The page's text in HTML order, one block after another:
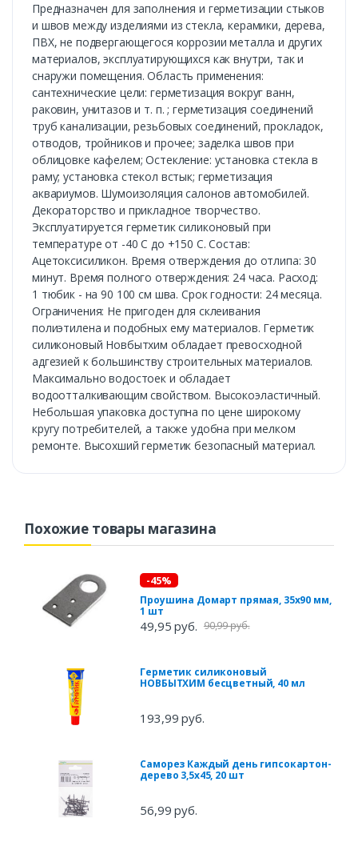
Предназначен для заполнения и герметизации стыков
и швов между изделиями из стекла, керамики, дерева,
ПВХ, не подвергающегося коррозии металла и других
материалов, эксплуатирующихся как внутри, так и
снаружи помещения. Область применения:
сантехнические цели: герметизация вокруг ванн,
раковин, унитазов и т. п. ; герметизация соединений
труб канализации, резьбовых соединений, прокладок,
отводов, тройников и прочее; заделка швов при
облицовке кафелем; Остекление: установка стекла в
раму; установка стекол встык; герметизация
аквариумов. Шумоизоляция салонов автомобилей.
Декораторство и прикладное творчество.
Эксплуатируется герметик силиконовый при
температуре от -40 С до +150 С. Состав:
Ацетоксисиликон. Время отверждения до отлипа: 30
минут. Время полного отверждения: 24 часа. Расход:
1 тюбик - на 90 100 см шва. Срок годности: 24 месяца.
Ограничения: Не пригоден для склеивания
полиэтилена и подобных ему материалов. Герметик
силиконовый Новбытхим обладает превосходной
адгезией к большинству строительных материалов.
Максимально водостоек и обладает
водоотталкивающим свойством. Высокоэластичный.
Небольшая упаковка доступна по цене широкому
кругу потребителей, а также удобна при мелком
ремонте. Высохший герметик безопасный материал.
Похожие товары магазина
-45%
Проушина Домарт прямая, 35х90 мм,
1 шт
49,95 руб. 90,99 руб.
Герметик силиконовый
НОВБЫТХИМ бесцветный, 40 мл
193,99 руб.
Саморез Каждый день гипсокартон-
дерево 3,5x45, 20 шт
56,99 руб.